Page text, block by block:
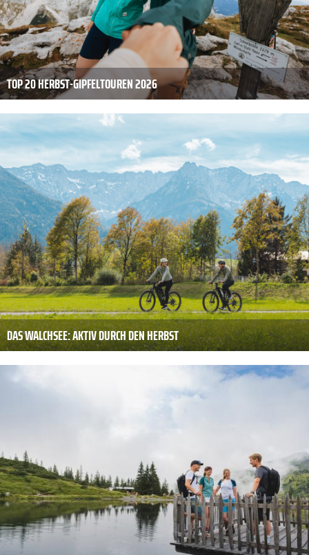
TOP 20 HERBST-GIPFELTOUREN 2026
DAS WALCHSEE: AKTIV DURCH DEN HERBST